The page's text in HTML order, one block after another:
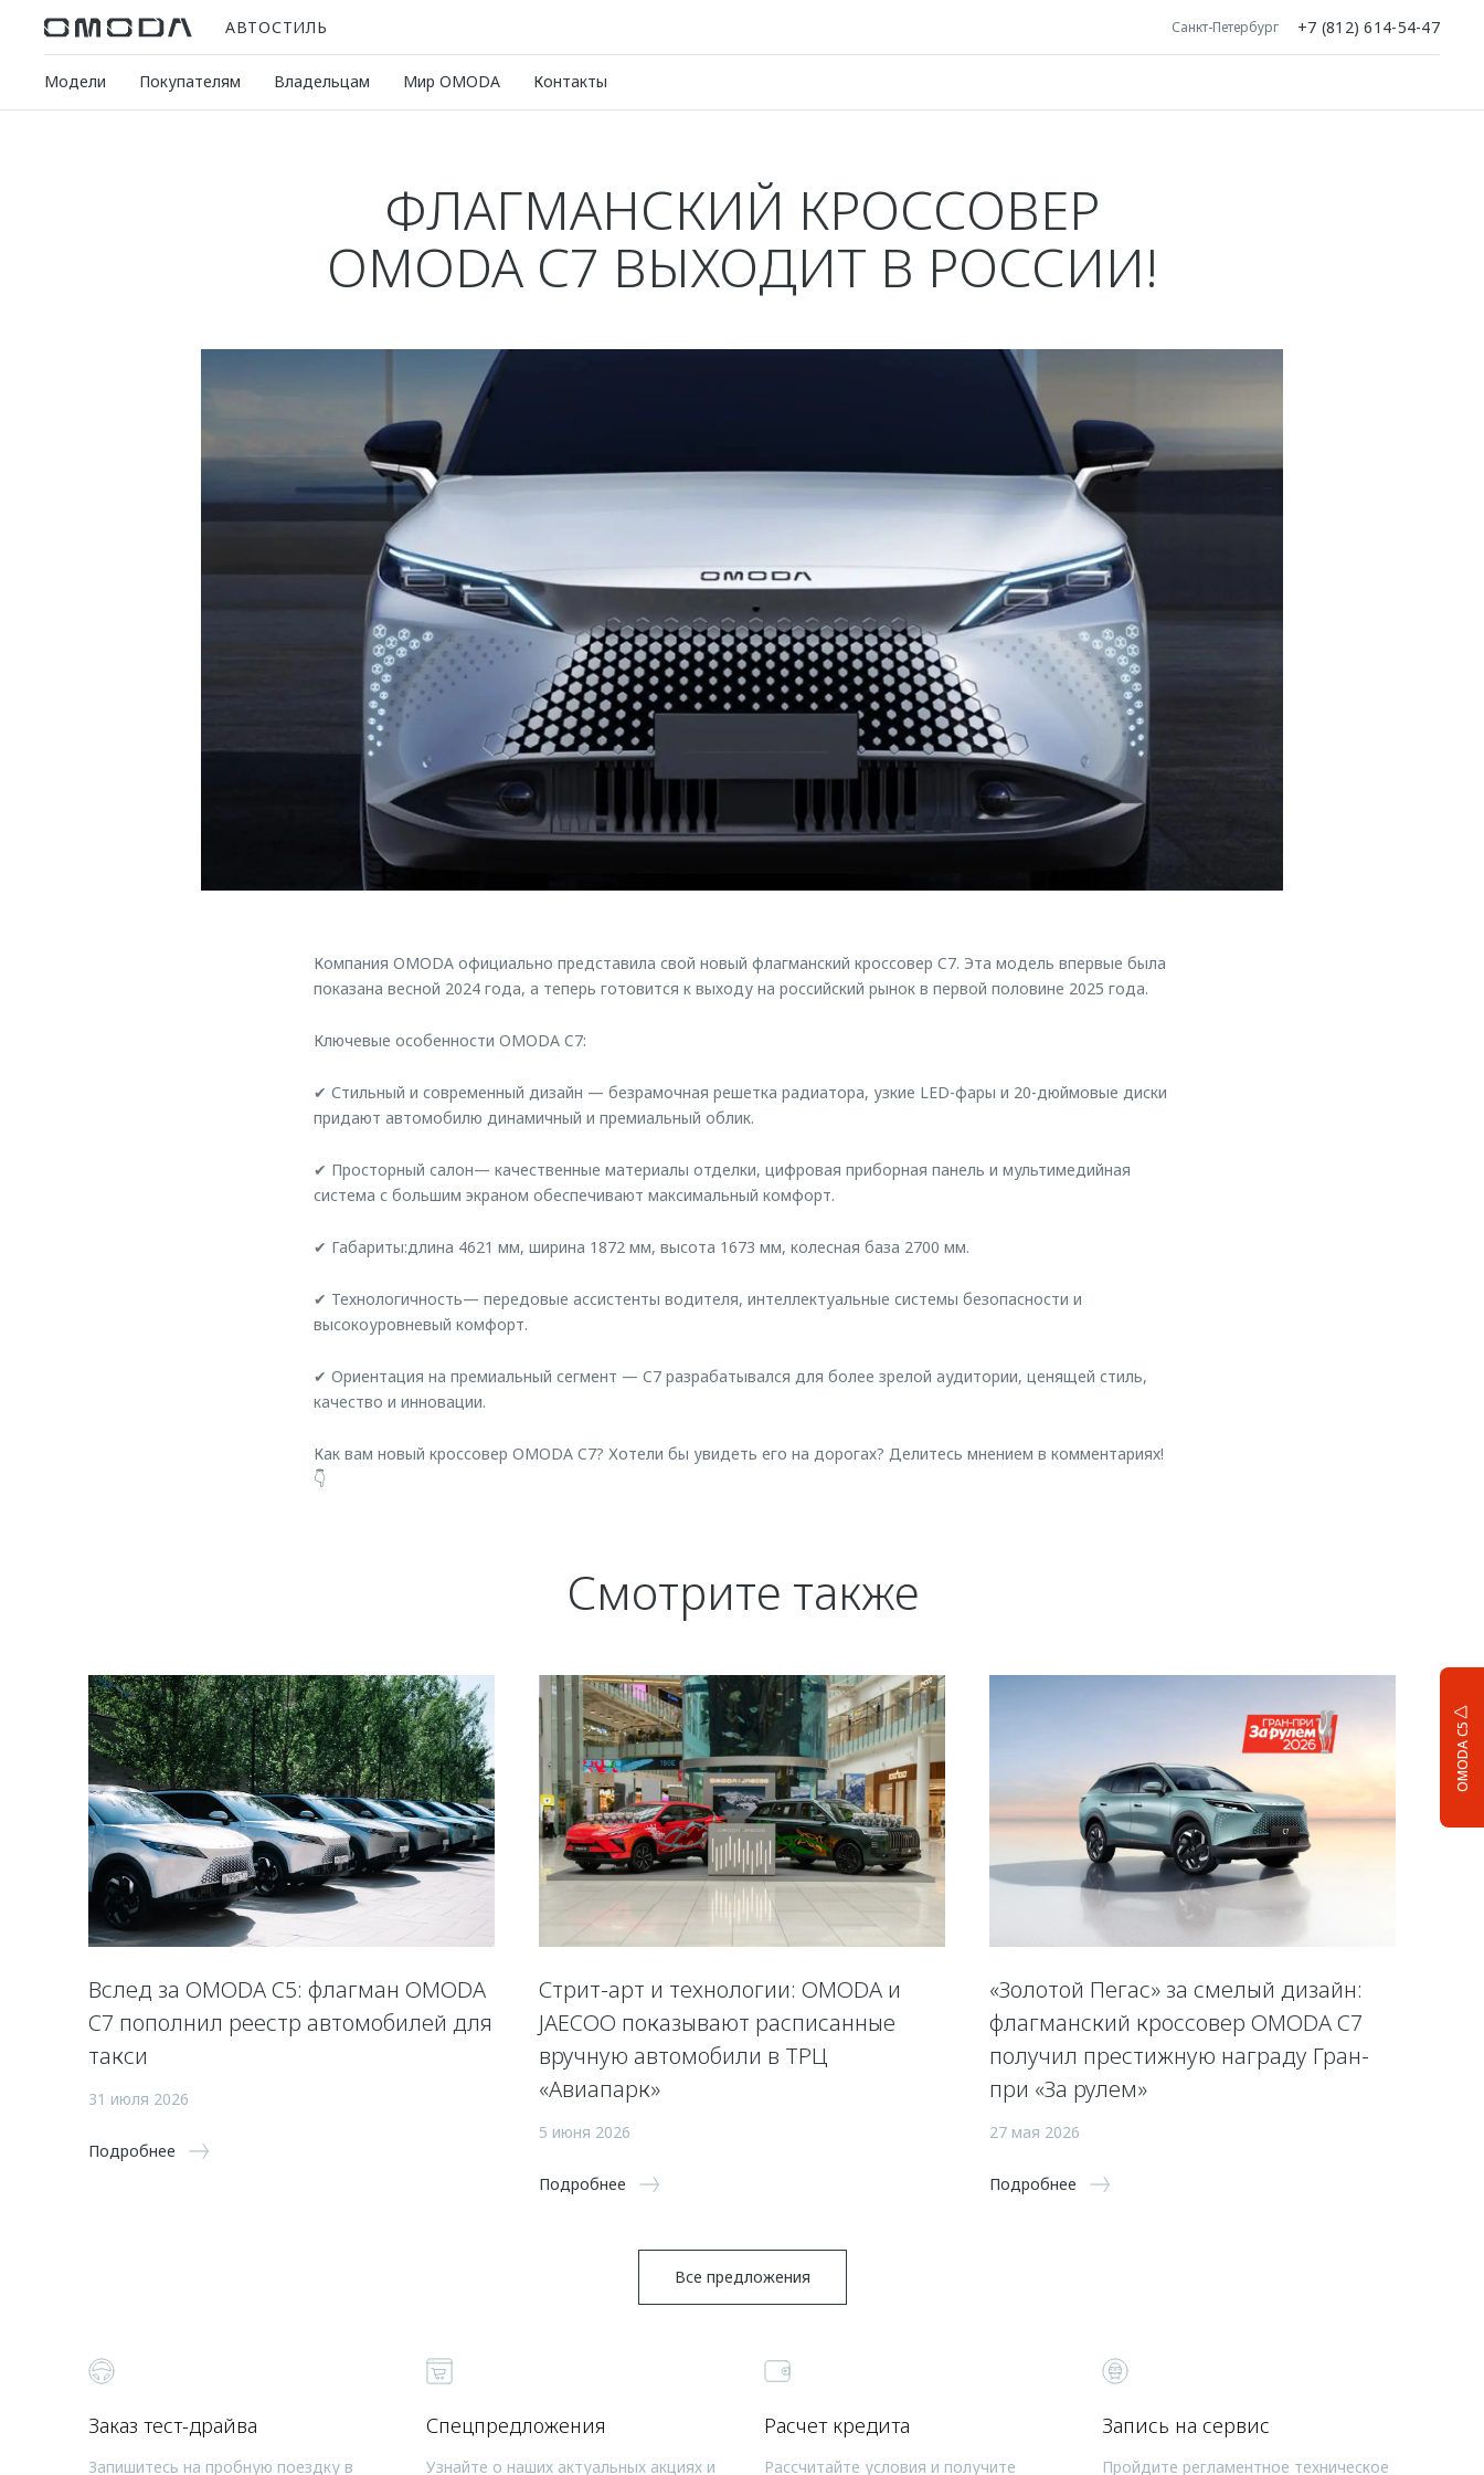
АВТОСТИЛЬ Санкт-Петербург +7 (812) 614-54-47
Модели Покупателям Владельцам Мир OMODA Контакты
OMODA C5
ФЛАГМАНСКИЙ КРОССОВЕР
OMODA C7 ВЫХОДИТ В РОССИИ!
Компания OMODA официально представила свой новый флагманский кроссовер C7. Эта модель впервые была
показана весной 2024 года, а теперь готовится к выходу на российский рынок в первой половине 2025 года.
Ключевые особенности OMODA C7:
✔ Стильный и современный дизайн — безрамочная решетка радиатора, узкие LED-фары и 20-дюймовые диски
придают автомобилю динамичный и премиальный облик.
✔ Просторный салон— качественные материалы отделки, цифровая приборная панель и мультимедийная
система с большим экраном обеспечивают максимальный комфорт.
✔ Габариты:длина 4621 мм, ширина 1872 мм, высота 1673 мм, колесная база 2700 мм.
✔ Технологичность— передовые ассистенты водителя, интеллектуальные системы безопасности и
высокоуровневый комфорт.
✔ Ориентация на премиальный сегмент — C7 разрабатывался для более зрелой аудитории, ценящей стиль,
качество и инновации.
Как вам новый кроссовер OMODA C7? Хотели бы увидеть его на дорогах? Делитесь мнением в комментариях!
👇
Смотрите также
Вслед за OMODA C5: флагман OMODA
C7 пополнил реестр автомобилей для
такси
31 июля 2026
Подробнее
Стрит-арт и технологии: OMODA и
JAECOO показывают расписанные
вручную автомобили в ТРЦ
«Авиапарк»
5 июня 2026
Подробнее
«Золотой Пегас» за смелый дизайн:
флагманский кроссовер OMODA C7
получил престижную награду Гран-
при «За рулем»
27 мая 2026
Подробнее
Все предложения
Заказ тест-драйва
Запишитесь на пробную поездку в
Спецпредложения
Узнайте о наших актуальных акциях и
Расчет кредита
Рассчитайте условия и получите
Запись на сервис
Пройдите регламентное техническое